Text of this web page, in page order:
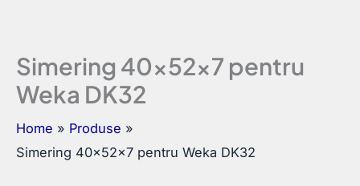
Simering 40x52x7 pentru
Weka DK32
Home
Produse
Simering 40x52x7 pentru Weka DK32